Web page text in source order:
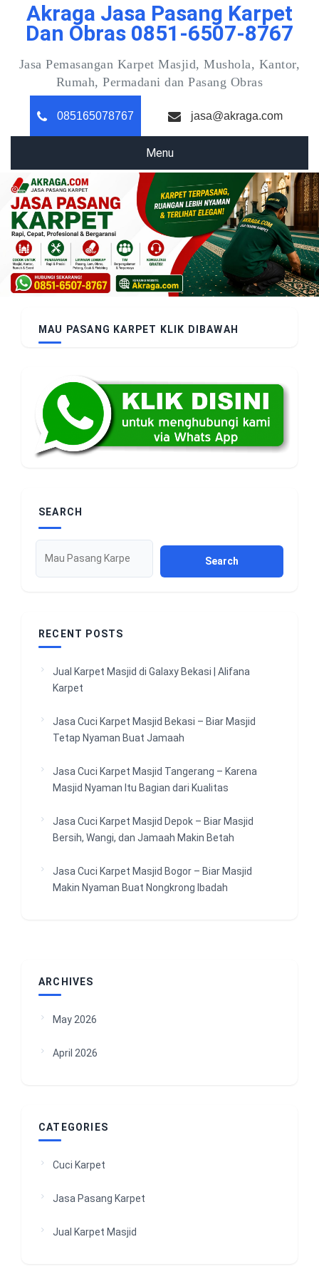
content
Akraga Jasa Pasang Karpet
Dan Obras 0851-6507-8767
Jasa Pemasangan Karpet Masjid, Mushola, Kantor,
Rumah, Permadani dan Pasang Obras
085165078767 jasa@akraga.com
Menu
MAU PASANG KARPET KLIK DIBAWAH
SEARCH
Search
RECENT POSTS
Jual Karpet Masjid di Galaxy Bekasi | Alifana
Karpet
Jasa Cuci Karpet Masjid Bekasi – Biar Masjid
Tetap Nyaman Buat Jamaah
Jasa Cuci Karpet Masjid Tangerang – Karena
Masjid Nyaman Itu Bagian dari Kualitas
Jasa Cuci Karpet Masjid Depok – Biar Masjid
Bersih, Wangi, dan Jamaah Makin Betah
Jasa Cuci Karpet Masjid Bogor – Biar Masjid
Makin Nyaman Buat Nongkrong Ibadah
ARCHIVES
May 2026
April 2026
CATEGORIES
Cuci Karpet
Jasa Pasang Karpet
Jual Karpet Masjid